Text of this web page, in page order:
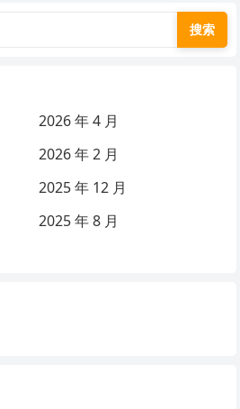
搜索
2026 年 4 月
2026 年 2 月
2025 年 12 月
2025 年 8 月